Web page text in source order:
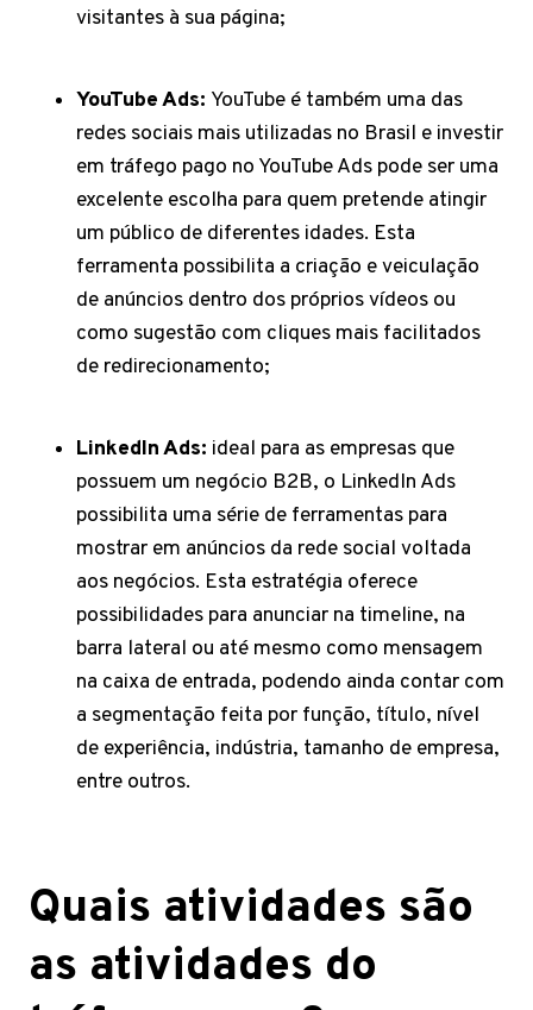
visitantes à sua página;
YouTube Ads: YouTube é também uma das
redes sociais mais utilizadas no Brasil e investir
em tráfego pago no YouTube Ads pode ser uma
excelente escolha para quem pretende atingir
um público de diferentes idades. Esta
ferramenta possibilita a criação e veiculação
de anúncios dentro dos próprios vídeos ou
como sugestão com cliques mais facilitados
de redirecionamento;
LinkedIn Ads: ideal para as empresas que
possuem um negócio B2B, o LinkedIn Ads
possibilita uma série de ferramentas para
mostrar em anúncios da rede social voltada
aos negócios. Esta estratégia oferece
possibilidades para anunciar na timeline, na
barra lateral ou até mesmo como mensagem
na caixa de entrada, podendo ainda contar com
a segmentação feita por função, título, nível
de experiência, indústria, tamanho de empresa,
entre outros.
Quais atividades são
as atividades do